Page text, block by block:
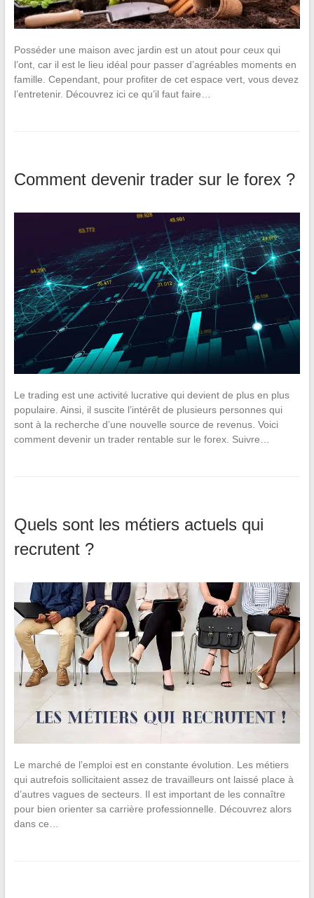
Posséder une maison avec jardin est un atout pour ceux qui
l’ont, car il est le lieu idéal pour passer d’agréables moments en
famille. Cependant, pour profiter de cet espace vert, vous devez
l’entretenir. Découvrez ici ce qu’il faut faire…
Comment devenir trader sur le forex ?
Le trading est une activité lucrative qui devient de plus en plus
populaire. Ainsi, il suscite l’intérêt de plusieurs personnes qui
sont à la recherche d’une nouvelle source de revenus. Voici
comment devenir un trader rentable sur le forex. Suivre…
Quels sont les métiers actuels qui
recrutent ?
Le marché de l’emploi est en constante évolution. Les métiers
qui autrefois sollicitaient assez de travailleurs ont laissé place à
d’autres vagues de secteurs. Il est important de les connaître
pour bien orienter sa carrière professionnelle. Découvrez alors
dans ce…